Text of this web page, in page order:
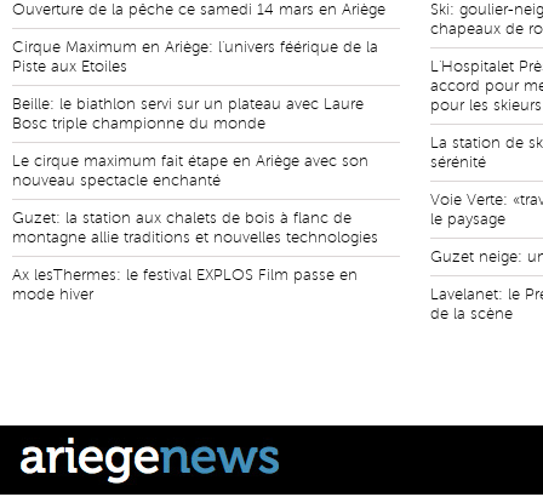
Ouverture de la pêche ce samedi 14 mars en Ariège
Cirque Maximum en Ariège: l'univers féérique de la
Piste aux Etoiles
Beille: le biathlon servi sur un plateau avec Laure
Bosc triple championne du monde
Le cirque maximum fait étape en Ariège avec son
nouveau spectacle enchanté
Guzet: la station aux chalets de bois à flanc de
montagne allie traditions et nouvelles technologies
Ax lesThermes: le festival EXPLOS Film passe en
mode hiver
Ski: goulier-
chapeaux de
L'Hospitalet
accord pour
pour les skieurs
La station de
sérénité
Voie Verte:
le paysage
Guzet neige:
Lavelanet: le
de la scène